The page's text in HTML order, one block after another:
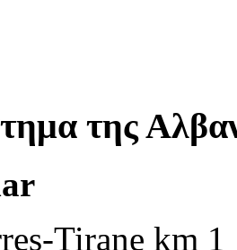
της
Tirane km 1